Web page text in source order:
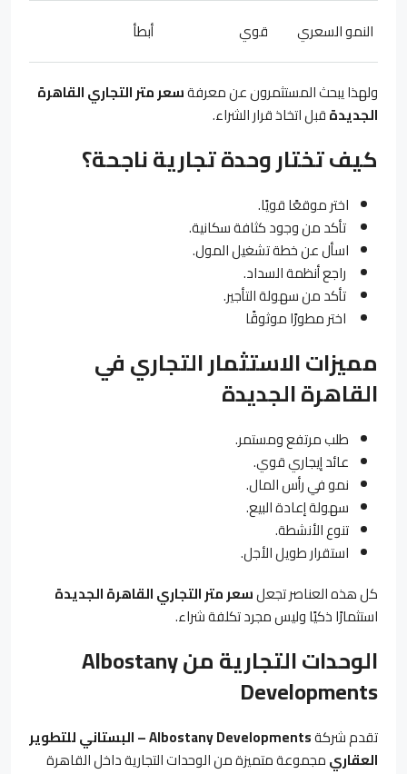
النمو السعري قوي أبطأ
ولهذا يبحث المستثمرون عن معرفةسعر متر التجاري القاهرة
الجديدةقبل اتخاذ قرار الشراء.
كيف تختار وحدة تجارية ناجحة؟
اختر موقعًا قويًا.
تأكد من وجود كثافة سكانية.
اسأل عن خطة تشغيل المول.
راجع أنظمة السداد.
تأكد من سهولة التأجير.
اختر مطورًا موثوقًا
مميزات الاستثمار التجاري في
القاهرة الجديدة
طلب مرتفع ومستمر.
عائد إيجاري قوي.
نمو في رأس المال.
سهولة إعادة البيع.
تنوع الأنشطة.
استقرار طويل الأجل.
كل هذه العناصر تجعلسعر متر التجاري القاهرة الجديدة
استثمارًا ذكيًا وليس مجرد تكلفة شراء.
الوحدات التجارية منAlbostany
Developments
تقدم شركةAlbostany Developments – البستاني للتطوير
العقاريمجموعة متميزة من الوحدات التجارية داخل القاهرة